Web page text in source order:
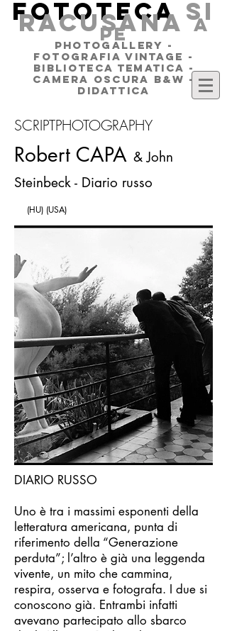
FOTOTECA SI
RACUSANAa
pe
PHOTOGALLERY -
FOTOGRAFIA VINTAGE -
BIBLIOTECA TEMATICA -
CAMERA OSCURA B&W -
DIDATTICA
SCRIPTPHOTOGRAPHY
Robert CAPA & John
Steinbeck - Diario russo
(HU) (USA)
DIARIO RUSSO
Uno è tra i massimi esponenti della
letteratura americana, punta di
riferimento della “Generazione
perduta”; l’altro è già una leggenda
vivente, un mito che cammina,
respira, osserva e fotografa. I due si
conoscono già. Entrambi infatti
avevano partecipato allo sbarco